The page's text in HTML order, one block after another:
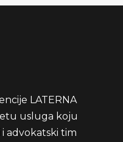
LATERNA
usluga koju
advokatski tim